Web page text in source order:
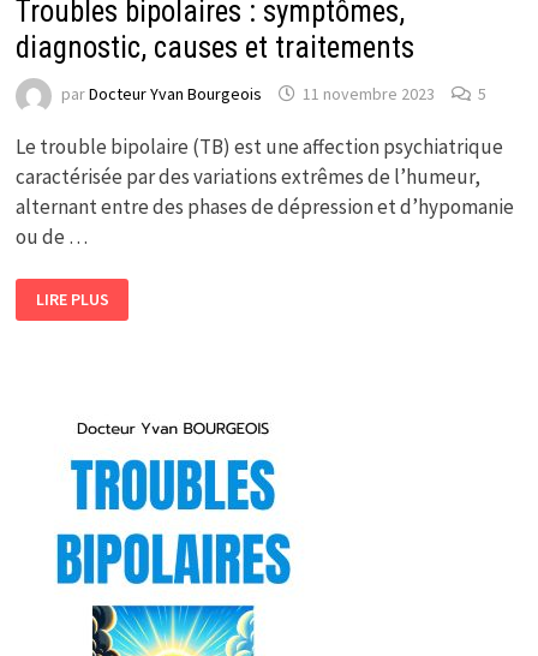
Troubles bipolaires : symptômes,
diagnostic, causes et traitements
parDocteur Yvan Bourgeois 11 novembre 2023 5
Le trouble bipolaire (TB) est une affection psychiatrique
caractérisée par des variations extrêmes de l’humeur,
alternant entre des phases de dépression et d’hypomanie
ou de …
TROUBLES
BIPOLAIRES
:
LIRE PLUS